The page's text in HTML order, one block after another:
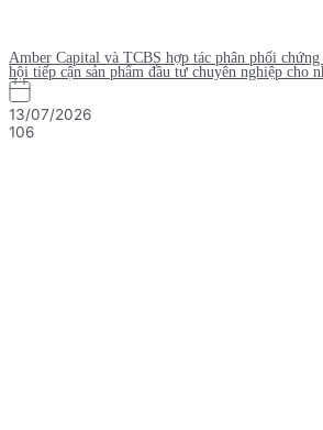
Amber Capital và TCBS hợp tác phân phối
hội tiếp cận sản phẩm đầu tư chuyên nghiệp cho
13/07/2026
106